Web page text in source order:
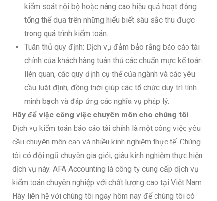
kiểm soát nội bộ hoặc nâng cao hiệu quả hoạt động
tổng thể dựa trên những hiểu biết sâu sắc thu được
trong quá trình kiểm toán.
Tuân thủ quy định: Dịch vụ đảm bảo rằng báo cáo tài
chính của khách hàng tuân thủ các chuẩn mực kế toán
liên quan, các quy định cụ thể của ngành và các yêu
cầu luật định, đồng thời giúp các tổ chức duy trì tính
minh bạch và đáp ứng các nghĩa vụ pháp lý.
Hãy để việc công việc chuyên môn cho chúng tôi
Dịch vụ kiểm toán báo cáo tài chính là một công việc yêu
cầu chuyên môn cao và nhiều kinh nghiệm thực tế. Chúng
tôi có đội ngũ chuyên gia giỏi, giàu kinh nghiệm thực hiện
dịch vụ này. AFA Accounting là công ty cung cấp dịch vụ
kiểm toán chuyên nghiệp với chất lượng cao tại Việt Nam.
Hãy liên hệ với chúng tôi ngay hôm nay để chúng tôi có